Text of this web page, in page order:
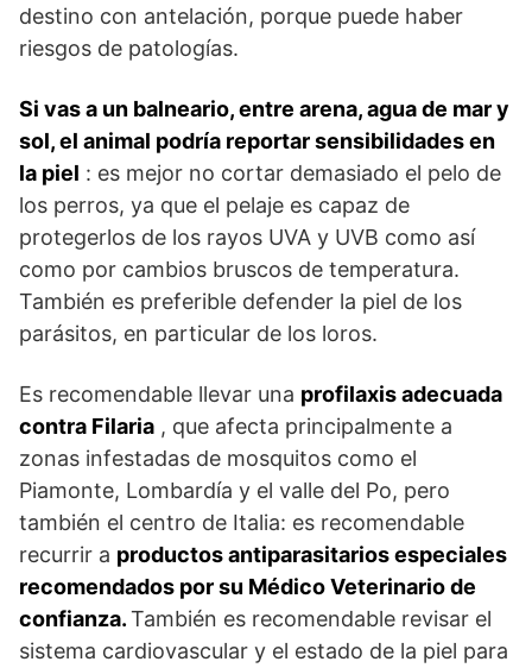
destino con antelación, porque puede haber
riesgos de patologías.
Si vas a un balneario, entre arena, agua de mar y
sol, el animal podría reportar sensibilidades en
la piel : es mejor no cortar demasiado el pelo de
los perros, ya que el pelaje es capaz de
protegerlos de los rayos UVA y UVB como así
como por cambios bruscos de temperatura.
También es preferible defender la piel de los
parásitos, en particular de los loros.
Es recomendable llevar una profilaxis adecuada
contra Filaria , que afecta principalmente a
zonas infestadas de mosquitos como el
Piamonte, Lombardía y el valle del Po, pero
también el centro de Italia: es recomendable
recurrir a productos antiparasitarios especiales
recomendados por su Médico Veterinario de
confianza.También es recomendable revisar el
sistema cardiovascular y el estado de la piel para